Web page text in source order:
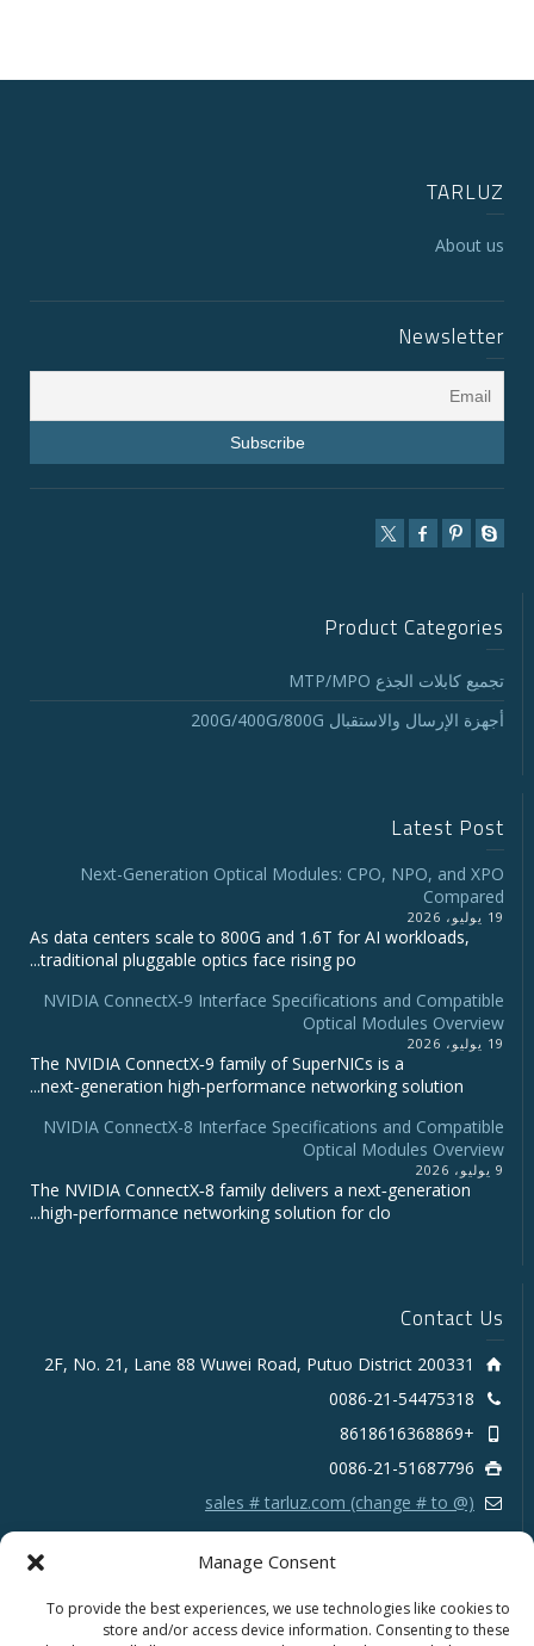
Manage Consent
To provide the best experiences, we use technologies like cookies to
store and/or access device information. Consenting to these
TARLUZ
About us
Newsletter
Product Categories
تجميع كابلات الجذع MTP/MPO
أجهزة الإرسال والاستقبال 200G/400G/800G
Latest Post
Next-Generation Optical Modules: CPO, NPO, and XPO
Compared
19 يوليو، 2026
As data centers scale to 800G and 1.6T for AI workloads,
traditional pluggable optics face rising po...
NVIDIA ConnectX‑9 Interface Specifications and Compatible
Optical Modules Overview
19 يوليو، 2026
The NVIDIA ConnectX‑9 family of SuperNICs is a
next‑generation high‑performance networking solution...
NVIDIA ConnectX-8 Interface Specifications and Compatible
Optical Modules Overview
9 يوليو، 2026
The NVIDIA ConnectX‑8 family delivers a next‑generation
high‑performance networking solution for clo...
Contact Us
2F, No. 21, Lane 88 Wuwei Road, Putuo District 200331
0086-21-54475318
+8618616368869
0086-21-51687796
sales # tarluz.com (change # to @)